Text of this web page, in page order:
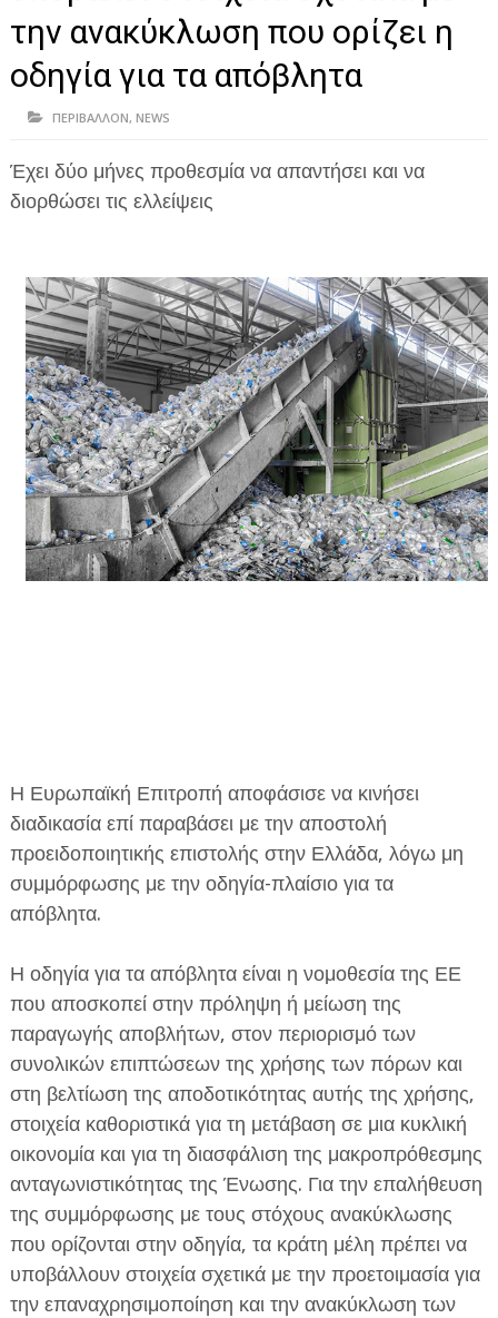
ΗΠΕΙΡΟΣ
ΑΡΤΑ
ΘΕΣΠΡΩΤΙΑ
ΚΑΙ ΕΛΛΑΔΑ
ΥΓΕΙΑ-ΟΜΟΡΦΙΑ
ΠΟΛΙΤΙΣΜΟΣ
ΠΕΡΙΒΑΛΛΟΝ
ΤΕΧΝΟΛΟΓΙΑ
ΔΙΕΘΝΗ
την ανακύκλωση που ορίζει η
οδηγία για τα απόβλητα
ΠΕΡΙΒΑΛΛΟΝ, NEWS
Έχει δύο μήνες προθεσμία να απαντήσει και να
διορθώσει τις ελλείψεις
Η Ευρωπαϊκή Επιτροπή αποφάσισε να κινήσει
διαδικασία επί παραβάσει με την αποστολή
προειδοποιητικής επιστολής στην Ελλάδα, λόγω μη
συμμόρφωσης με την οδηγία-πλαίσιο για τα
απόβλητα.
Η οδηγία για τα απόβλητα είναι η νομοθεσία της ΕΕ
που αποσκοπεί στην πρόληψη ή μείωση της
παραγωγής αποβλήτων, στον περιορισμό των
συνολικών επιπτώσεων της χρήσης των πόρων και
στη βελτίωση της αποδοτικότητας αυτής της χρήσης,
στοιχεία καθοριστικά για τη μετάβαση σε μια κυκλική
οικονομία και για τη διασφάλιση της μακροπρόθεσμης
ανταγωνιστικότητας της Ένωσης. Για την επαλήθευση
της συμμόρφωσης με τους στόχους ανακύκλωσης
που ορίζονται στην οδηγία, τα κράτη μέλη πρέπει να
υποβάλλουν στοιχεία σχετικά με την προετοιμασία για
την επαναχρησιμοποίηση και την ανακύκλωση των